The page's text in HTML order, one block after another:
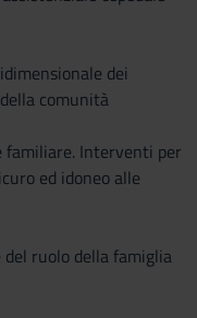
dei
comunità
familiare. Interventi per
ed idoneo alle
ruolo della famiglia